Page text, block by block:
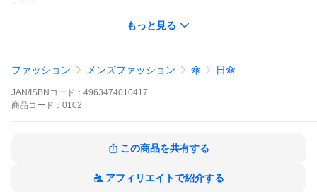
スファイバー 中棒：スチール 手元：木
※製品は、自転車・ベビーカー等と固定する器具に取り付けて使
※商品画像はできる限り実物に近い状態になるように画像処理な
別、環境によっては、見え方が実際のものと異なって見える場合
もございます。あらかじめご了承ください。
もっと見る
ファッション メンズファッション 傘 日傘
JAN/ISBNコード： 4963474010417
商品 コード： 0102
この商品を共有する
アフィリエイトで紹介する